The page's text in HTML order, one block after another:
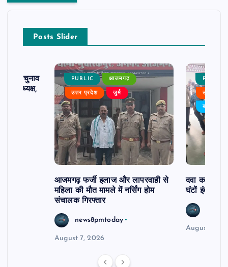
Posts Slider
का चुनाव
बने अध्यक्ष,
PUBLIC आजमगढ़
उत्तर प्रदेश जुर्म
आजमगढ़ फर्जी इलाज और लापरवाही से
महिला की मौत मामले में नर्सिंग होम
संचालक गिरफ्तार
news8pmtoday
August 7, 2026
PUBLIC
उत्तर
बड़ी खबर
दवा कक्ष में
घंटों इंतजार
August 6,